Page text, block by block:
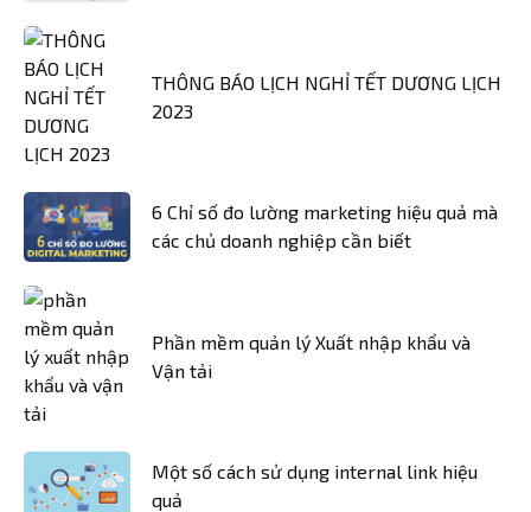
THÔNG BÁO LỊCH NGHỈ TẾT DƯƠNG LỊCH
2023
6 Chỉ số đo lường marketing hiệu quả mà
các chủ doanh nghiệp cần biết
Phần mềm quản lý Xuất nhập khẩu và
Vận tải
Một số cách sử dụng internal link hiệu
quả